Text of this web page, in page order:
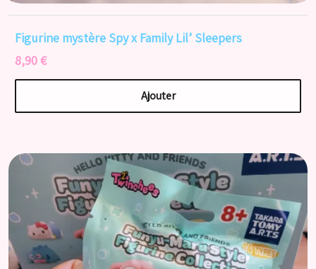
Figurine mystère Spy x Family Lil’ Sleepers
8,90 €
Ajouter